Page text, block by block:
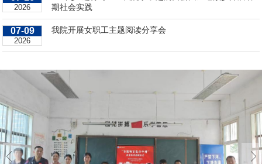
2026
期社会实践
07-09
2026
我院开展女职工主题阅读分享会